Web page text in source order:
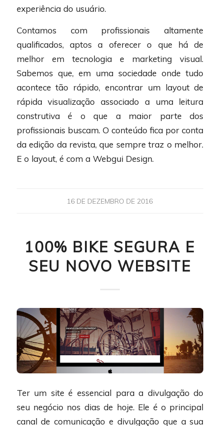
experiência do usuário.
Contamos com profissionais altamente
qualificados, aptos a oferecer o que há de
melhor em tecnologia e marketing visual.
Sabemos que, em uma sociedade onde tudo
acontece tão rápido, encontrar um layout de
rápida visualização associado a uma leitura
construtiva é o que a maior parte dos
profissionais buscam. O conteúdo fica por conta
da edição da revista, que sempre traz o melhor.
E o layout, é com a Webgui Design.
16 DE DEZEMBRO DE 2016
100% BIKE SEGURA E
SEU NOVO WEBSITE
Ter um site é essencial para a divulgação do
seu negócio nos dias de hoje. Ele é o principal
canal de comunicação e divulgação que a sua